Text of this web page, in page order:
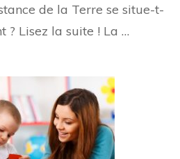
de la Terre se situe-t-
? Lisez la suite ! La …